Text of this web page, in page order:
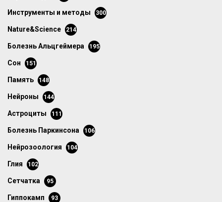
инструменты и методы 300
Nature&Science 214
болезнь Альцгеймера 195
сон 151
память 148
нейроны 144
астроциты 111
болезнь Паркинсона 106
нейрозоология 104
глия 102
сетчатка 95
гиппокамп 93